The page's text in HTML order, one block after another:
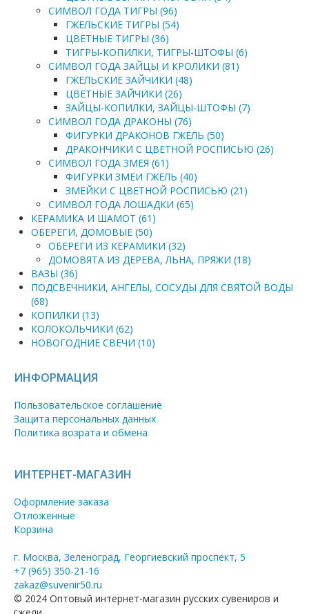
СИМВОЛ ГОДА ТИГРЫ (96)
ГЖЕЛЬСКИЕ ТИГРЫ (54)
ЦВЕТНЫЕ ТИГРЫ (36)
ТИГРЫ-КОПИЛКИ, ТИГРЫ-ШТОФЫ (6)
СИМВОЛ ГОДА ЗАЙЦЫ И КРОЛИКИ (81)
ГЖЕЛЬСКИЕ ЗАЙЧИКИ (48)
ЦВЕТНЫЕ ЗАЙЧИКИ (26)
ЗАЙЦЫ-КОПИЛКИ, ЗАЙЦЫ-ШТОФЫ (7)
СИМВОЛ ГОДА ДРАКОНЫ (76)
ФИГУРКИ ДРАКОНОВ ГЖЕЛЬ (50)
ДРАКОНЧИКИ С ЦВЕТНОЙ РОСПИСЬЮ (26)
СИМВОЛ ГОДА ЗМЕЯ (61)
ФИГУРКИ ЗМЕИ ГЖЕЛЬ (40)
ЗМЕЙКИ С ЦВЕТНОЙ РОСПИСЬЮ (21)
СИМВОЛ ГОДА ЛОШАДКИ (65)
КЕРАМИКА И ШАМОТ (61)
ОБЕРЕГИ, ДОМОВЫЕ (50)
ОБЕРЕГИ ИЗ КЕРАМИКИ (32)
ДОМОВЯТА ИЗ ДЕРЕВА, ЛЬНА, ПРЯЖИ (18)
ВАЗЫ (36)
ПОДСВЕЧНИКИ, АНГЕЛЫ, СОСУДЫ ДЛЯ СВЯТОЙ ВОДЫ
(68)
КОПИЛКИ (13)
КОЛОКОЛЬЧИКИ (62)
НОВОГОДНИЕ СВЕЧИ (10)
ИНФОРМАЦИЯ
Пользовательское соглашение
Защита персональных данных
Политика возрата и обмена
ИНТЕРНЕТ-МАГАЗИН
Оформление заказа
Отложенные
Корзина
г. Москва, Зеленоград, Георгиевский проспект, 5
+7 (965) 350-21-16
zakaz@suvenir50.ru
© 2024 Оптовый интернет-магазин русских сувениров и